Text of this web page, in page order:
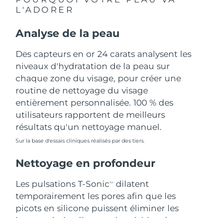
L'ADORER
Analyse de la peau
Des capteurs en or 24 carats analysent les
niveaux d'hydratation de la peau sur
chaque zone du visage, pour créer une
routine de nettoyage du visage
entièrement personnalisée. 100 % des
utilisateurs rapportent de meilleurs
résultats qu'un nettoyage manuel.
Sur la base d'essais cliniques réalisés par des tiers.
Nettoyage en profondeur
Les pulsations T-SonicTM
dilatent
temporairement les pores afin que les
picots en silicone puissent éliminer les
Portugal Livraison estimée
Porto Rico Livraison estimée
Qatar Livraison estimée
La Réunion
Roumanie
Russie Livraison estimée
Arabie saoudite Livraison estimée